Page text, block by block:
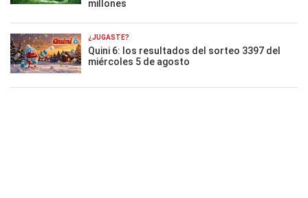
millones
¿JUGASTE?
Quini 6: los resultados del sorteo 3397 del
miércoles 5 de agosto